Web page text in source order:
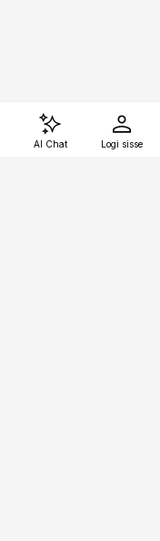
AI Chat Logi sisse